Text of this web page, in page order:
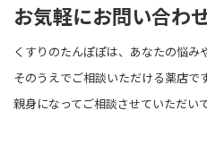
お気軽にお問い合わ
くすりのたんぽぽは、あなたの悩み
そのうえでご相談いただける薬店です
親身になってご相談させていただい